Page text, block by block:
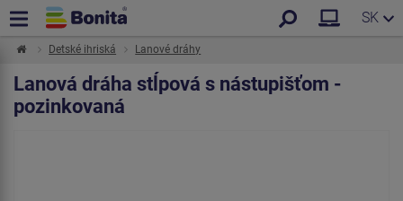
SK
Detské ihriská Lanové dráhy
Lanová dráha stĺpová s nástupišťom -
pozinkovaná